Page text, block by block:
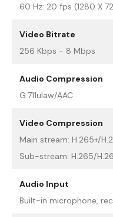
60 Hz: 20 fps (1280 X
Video Bitrate
256 Kbps - 8 Mbps
Audio Compression
G.711ulaw/AAC
Video Compression
Main stream: H.265+/
Sub-stream: H.265/
Audio Input
Built-in microphone,